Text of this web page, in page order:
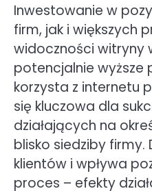
Inwestowanie w
firm, jak i większych
widoczności witryny
potencjalnie wyższe
korzysta z internetu
się kluczowa dla
działających na
blisko siedziby
klientów i wpływa
proces – efekty